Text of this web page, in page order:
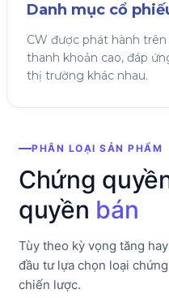
Danh mục cổ
CW được phát hành
thanh khoản cao, đáp
thị trường khác nhau.
PHÂN LOẠI SẢN PHẨM
Chứng
quyền bán
Tùy theo kỳ vọng tăng
đầu tư lựa chọn loại
chiến lược.